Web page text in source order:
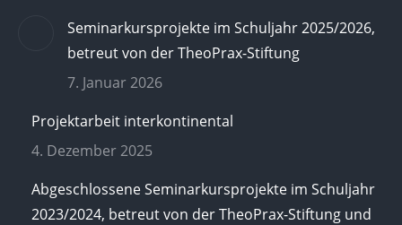
Seminarkursprojekte im Schuljahr 2025/2026,
betreut von der TheoPrax-Stiftung
7. Januar 2026
Projektarbeit interkontinental
4. Dezember 2025
Abgeschlossene Seminarkursprojekte im Schuljahr
2023/2024, betreut von der TheoPrax-Stiftung und